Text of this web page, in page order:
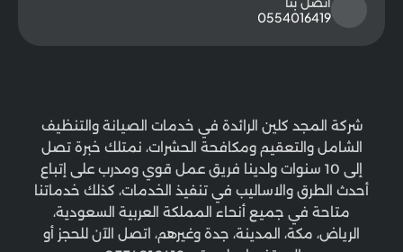
0554016419
شركة المجد كلين الرائدة في خدمات الصيانة والتنظيف
الشامل والتعقيم ومكافحة الحشرات، نمتلك خبرة تصل
إلى 10 سنوات ولدينا فريق عمل قوي ومدرب على إتباع
أحدث الطرق والاساليب في تنفيذ الخدمات، كذلك خدماتنا
متاحة في جميع أنحاء المملكة العربية السعودية،
الرياض، مكة، المدينة، جدة وغيرهم، اتصل الآن للحجز أو